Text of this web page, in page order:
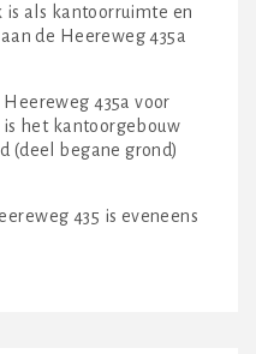
is als kantoorruimte en
de Heereweg 435a
435a voor
het kantoorgebouw
(deel begane grond)
435 is eveneens